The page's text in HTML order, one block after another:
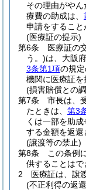
その理由がや
療費の助成は、
申請をすること
(医療証の提示)
第6条
医療証の
う。)は、大阪
3条第1項の規
機関に医療証を
(損害賠償との
第7条
市長は、
たときは、 第3
くは一部を助
する金額を返還
(譲渡等の禁止)
第8条
この条例
供することはで
2
医療証は、譲
(不正利得の返